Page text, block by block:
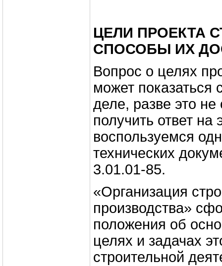
ЦЕЛИ ПРОЕКТА
СПОСОБЫ ИХ
Вопрос о целях
может
деле, разве это
получить ответ на
воспользуемся
технических
3.01.01-85.
«Организация
производства»
положения об
целях и задачах
строительной